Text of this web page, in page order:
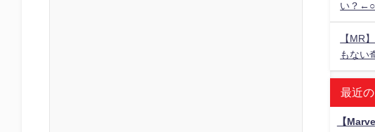
い？
【MR
もない
最近
【